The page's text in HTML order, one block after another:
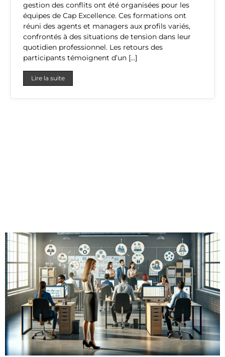
gestion des conflits ont été organisées pour les
équipes de Cap Excellence. Ces formations ont
réuni des agents et managers aux profils variés,
confrontés à des situations de tension dans leur
quotidien professionnel. Les retours des
participants témoignent d’un […]
Lire la suite